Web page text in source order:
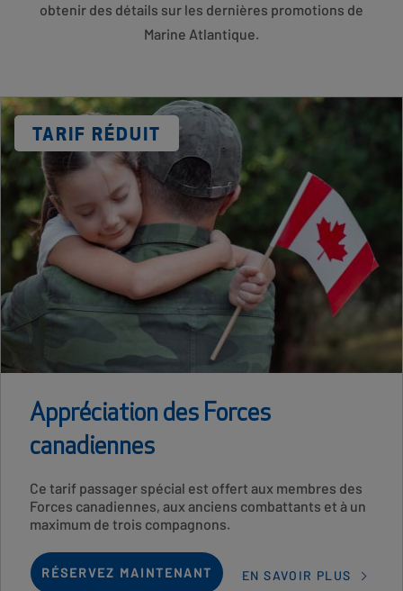
obtenir des détails sur les dernières promotions de
Marine Atlantique.
Card
ImageDISCOUNT
LABEL
TARIF RÉDUIT
Appréciation des Forces
canadiennes
Card
Description
Ce tarif passager spécial est offert aux membres des
Forces canadiennes, aux anciens combattants et à un
maximum de trois compagnons.
RÉSERVEZ MAINTENANT EN SAVOIR PLUS